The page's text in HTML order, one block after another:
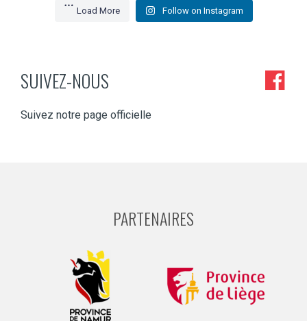
Load More Follow on Instagram
SUIVEZ-NOUS
Suivez notre page officielle
PARTENAIRES